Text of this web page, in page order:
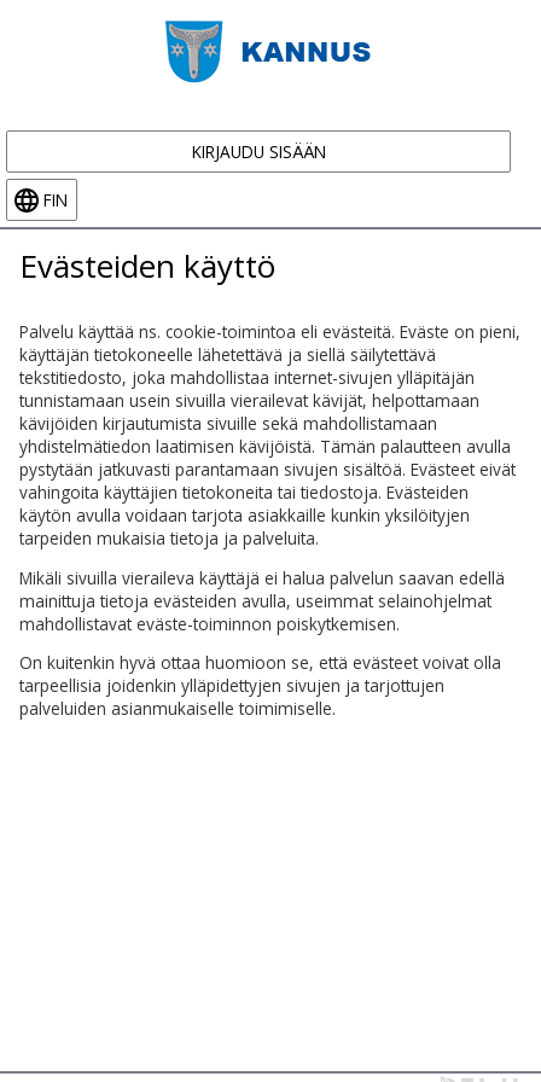
KIRJAUDU SISÄÄN
FIN
Evästeiden käyttö
Palvelu käyttää ns. cookie-toimintoa eli evästeitä. Eväste on pieni,
käyttäjän tietokoneelle lähetettävä ja siellä säilytettävä
tekstitiedosto, joka mahdollistaa internet-sivujen ylläpitäjän
tunnistamaan usein sivuilla vierailevat kävijät, helpottamaan
kävijöiden kirjautumista sivuille sekä mahdollistamaan
yhdistelmätiedon laatimisen kävijöistä. Tämän palautteen avulla
pystytään jatkuvasti parantamaan sivujen sisältöä. Evästeet eivät
vahingoita käyttäjien tietokoneita tai tiedostoja. Evästeiden
käytön avulla voidaan tarjota asiakkaille kunkin yksilöityjen
tarpeiden mukaisia tietoja ja palveluita.
Mikäli sivuilla vieraileva käyttäjä ei halua palvelun saavan edellä
mainittuja tietoja evästeiden avulla, useimmat selainohjelmat
mahdollistavat eväste-toiminnon poiskytkemisen.
On kuitenkin hyvä ottaa huomioon se, että evästeet voivat olla
tarpeellisia joidenkin ylläpidettyjen sivujen ja tarjottujen
palveluiden asianmukaiselle toimimiselle.